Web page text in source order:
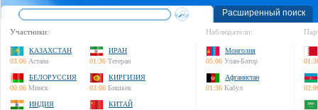
Расширенный поиск
Участники:
КАЗАХСТАН
03:06 Астана
ИРАН
01:36 Тегеран
БЕЛОРУССИЯ
00:06 Минск
КИРГИЗИЯ
03:06 Бишкек
ИНДИЯ
КИТАЙ
Наблюдатели:
Монголия
05:06 Улан-Батор
Афганистан
01:36 Кабул